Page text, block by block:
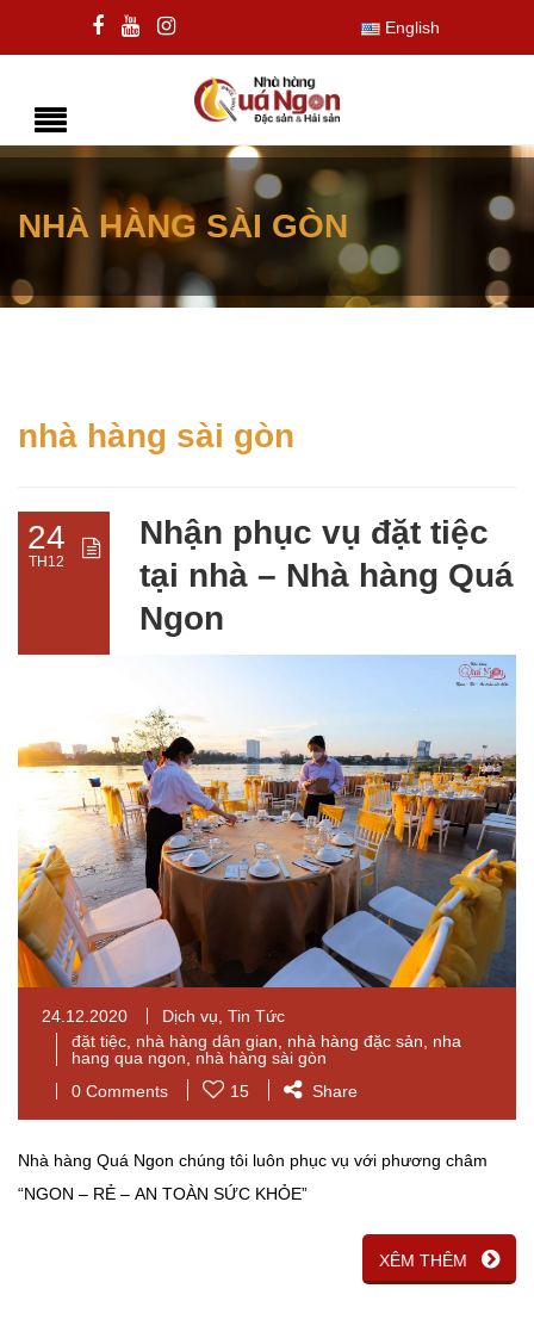
English
NHÀ HÀNG SÀI GÒN
nhà hàng sài gòn
24
TH12
Nhận phục vụ đặt tiệc
tại nhà – Nhà hàng Quá
Ngon
24.12.2020 Dịch vụ Tin Tức
đặt tiệc nhà hàng dân gian nhà hàng đặc sản
nha
hang qua ngon
nhà hàng sài gòn
0 Comments
15 Share
Nhà hàng Quá Ngon chúng tôi luôn phục vụ với phương châm
“NGON – RẺ – AN TOÀN SỨC KHỎE”
XÊM THÊM